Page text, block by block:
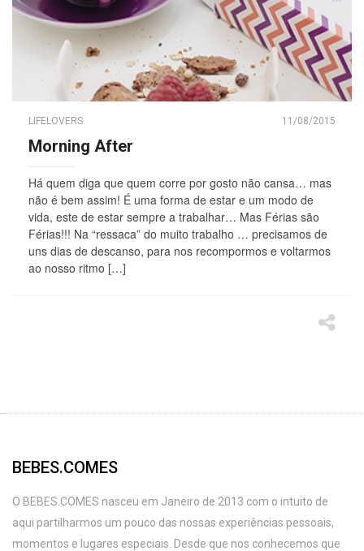
LIFELOVERS 11/08/2015
Morning After
Há quem diga que quem corre por gosto não cansa… mas
não é bem assim! É uma forma de estar e um modo de
vida, este de estar sempre a trabalhar… Mas Férias são
Férias!!! Na “ressaca” do muito trabalho … precisamos de
uns dias de descanso, para nos recompormos e voltarmos
ao nosso ritmo […]
BEBES.COMES
O BEBES.COMES nasceu em Janeiro de 2013 com o intuito de
aqui partilharmos um pouco das nossas experiências pessoais,
momentos e lugares especiais. Desde que nos conhecemos que